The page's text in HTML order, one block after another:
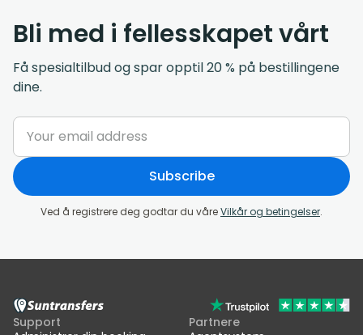
Bli med i fellesskapet vårt
Få spesialtilbud og spar opptil 20 % på bestillingene
dine.
Subscribe
Ved å registrere deg godtar du våreVilkår og betingelser.
Support
Partnere